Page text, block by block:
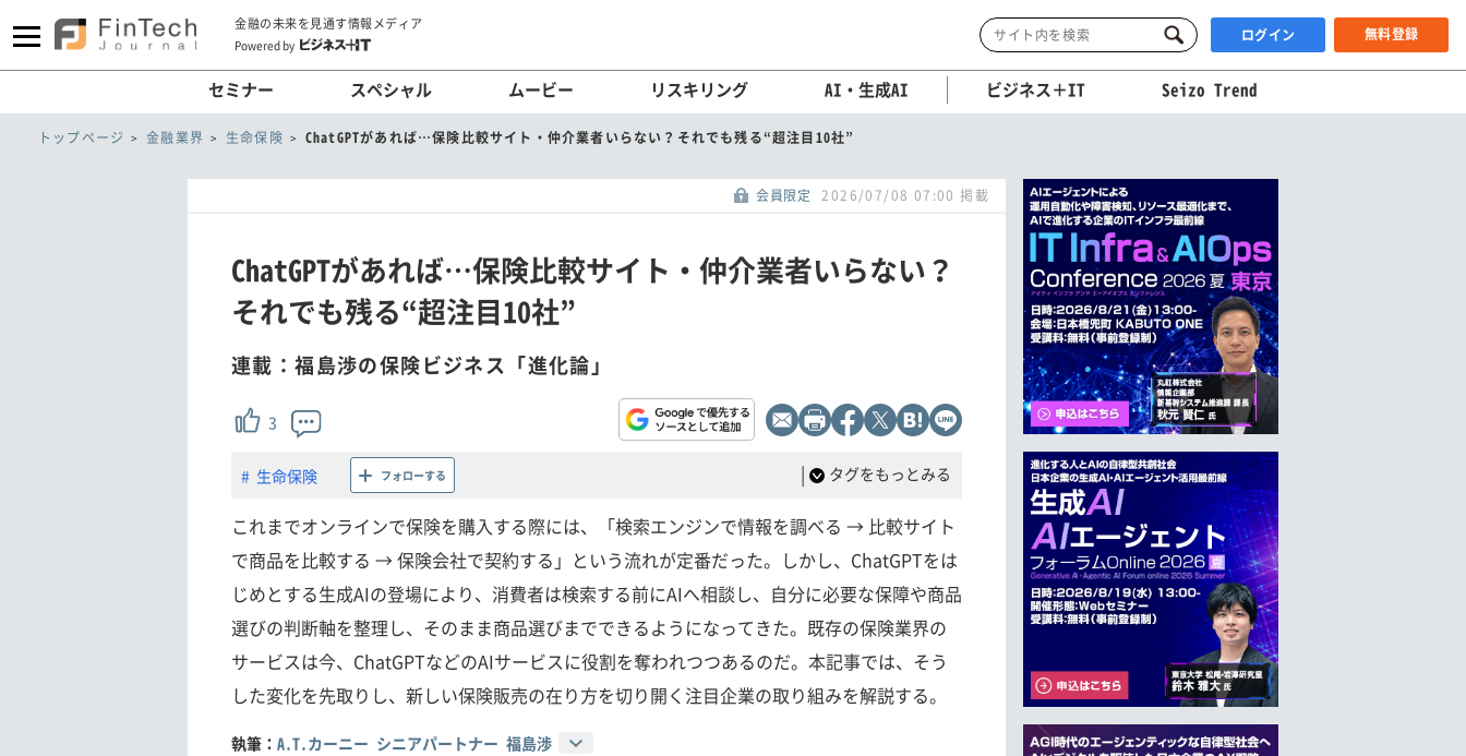
金融の未来を見通す情報メディア
Powered by ログイン 無料登録
セミナー スペシャル ムービー リスキリング AI・生成AI ビジネス＋IT Seizo Trend
トップページ 金融業界 生命保険 ChatGPTがあれば…保険比較サイト・仲介業者いらない？それでも残る“超注目10社”
会員限定 2026/07/08 07:00 掲載
ChatGPTがあれば…保険比較サイト・仲介業者いらない？
それでも残る“超注目10社”
連載：福島渉の保険ビジネス「進化論」
3
生命保険 フォローする | タグをもっとみる
これまでオンラインで保険を購入する際には、「検索エンジンで情報を調べる → 比較サイト
で商品を比較する → 保険会社で契約する」という流れが定番だった。しかし、ChatGPTをは
じめとする生成AIの登場により、消費者は検索する前にAIへ相談し、自分に必要な保障や商品
選びの判断軸を整理し、そのまま商品選びまでできるようになってきた。既存の保険業界の
サービスは今、ChatGPTなどのAIサービスに役割を奪われつつあるのだ。本記事では、そう
した変化を先取りし、新しい保険販売の在り方を切り開く注目企業の取り組みを解説する。
執筆： A.T.カーニー シニアパートナー 福島渉